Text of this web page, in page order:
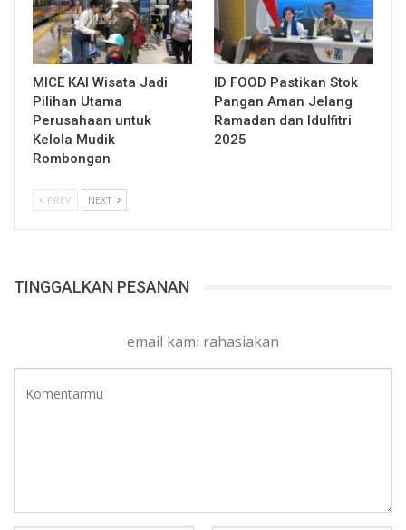
MICE KAI Wisata Jadi
Pilihan Utama
Perusahaan untuk
Kelola Mudik
Rombongan
ID FOOD Pastikan Stok
Pangan Aman Jelang
Ramadan dan Idulfitri
2025
PREV NEXT
TINGGALKAN PESANAN
email kami rahasiakan